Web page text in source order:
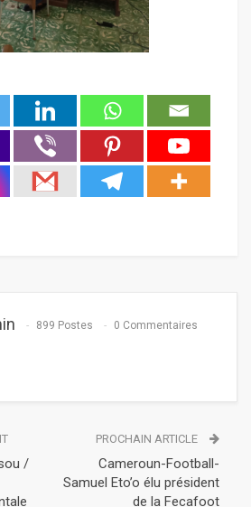
899 Postes 0 Commentaires
/
PROCHAIN ARTICLE
Cameroun-Football-
Samuel Eto’o élu président
de la Fecafoot